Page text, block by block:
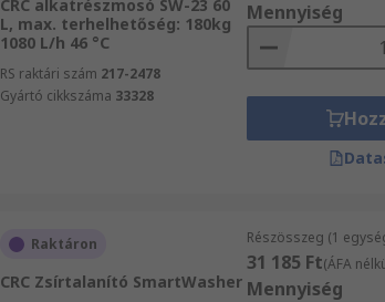
CRC alkatrészmosó SW-23 60
L, max. terhelhetőség: 180kg
1080 L/h 46 °C
RS raktári szám 217-2478
Gyártó cikkszáma 33328
Mennyiség
Raktáron
CRC Zsírtalanító SmartWasher
Részösszeg (1
31 185 Ft(ÁFA
Mennyiség